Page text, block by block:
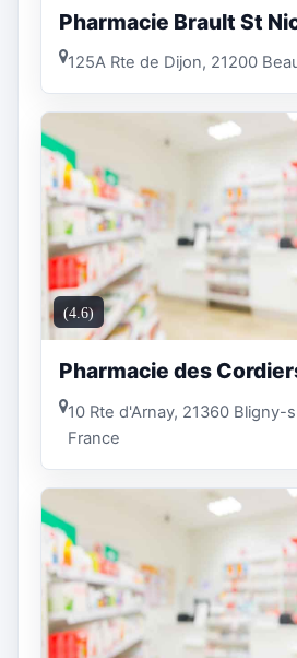
Pharmacie Brault St
125A Rte de Dijon, 21200
(4.6)
Pharmacie des
10 Rte d'Arnay, 21360 Bligny-
France